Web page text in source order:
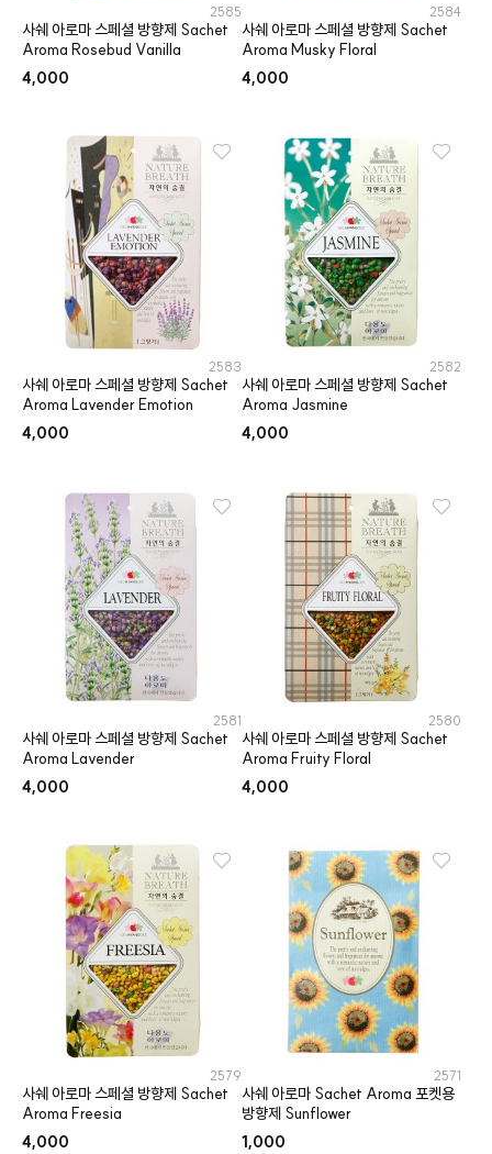
2585
사쉐 아로마 스페셜 방향제 Sachet
Aroma Rosebud Vanilla
4,000
2584
사쉐 아로마 스페셜 방향제 Sachet
Aroma Musky Floral
4,000
2583
사쉐 아로마 스페셜 방향제 Sachet
Aroma Lavender Emotion
4,000
2582
사쉐 아로마 스페셜 방향제 Sachet
Aroma Jasmine
4,000
2581
사쉐 아로마 스페셜 방향제 Sachet
Aroma Lavender
4,000
2580
사쉐 아로마 스페셜 방향제 Sachet
Aroma Fruity Floral
4,000
2579
사쉐 아로마 스페셜 방향제 Sachet
Aroma Freesia
4,000
2571
사쉐 아로마 Sachet Aroma 포켓용
방향제 Sunflower
1,000